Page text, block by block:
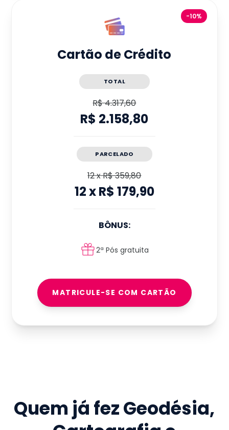
-10%
Cartão de Crédito
TOTAL
R$ 4.317,60
R$ 2.158,80
PARCELADO
12xR$ 359,80
12xR$ 179,90
BÔNUS:
2ª Pós gratuita
MATRICULE-SE COM CARTÃO
Quem já fezGeodésia,